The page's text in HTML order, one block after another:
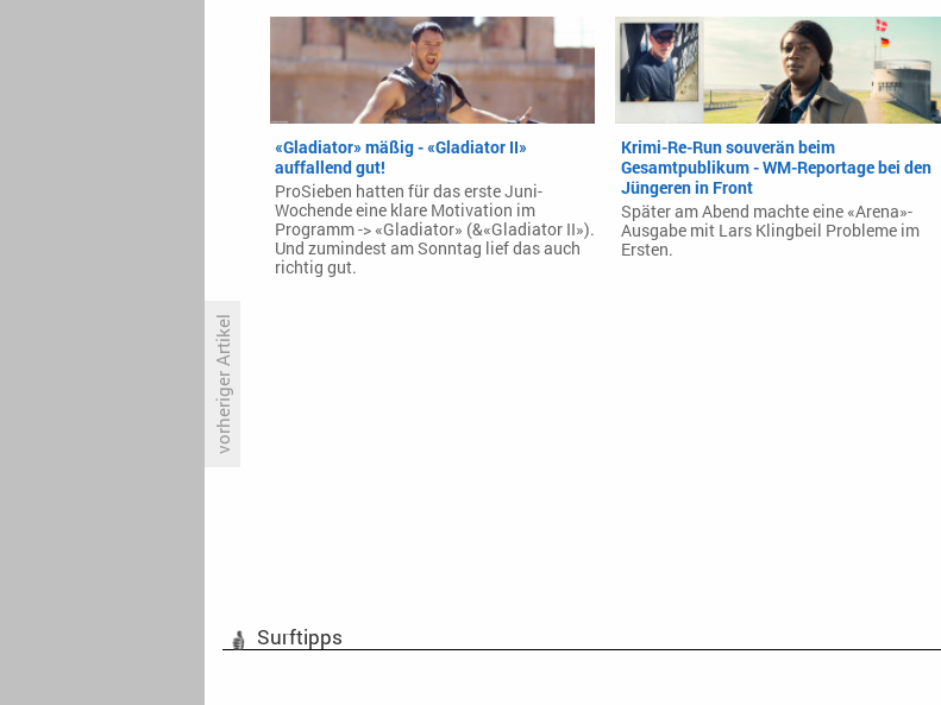
vorheriger Artikel
«Gladiator» mäßig - «Gladiator II»
auffallend gut!
ProSieben hatten für das erste Juni-
Wochende eine klare Motivation im
Programm -> «Gladiator» (&«Gladiator II»).
Und zumindest am Sonntag lief das auch
richtig gut.
Krimi-Re-Run souverän beim
Gesamtpublikum - WM-Reportage bei den
Jüngeren in Front
Später am Abend machte eine «Arena»-
Ausgabe mit Lars Klingbeil Probleme im
Ersten.
Surftipps